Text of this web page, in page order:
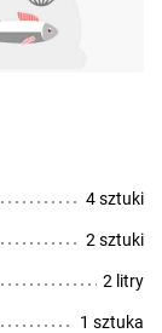
4 sztuki
2 sztuki
2 litry
1 sztuka